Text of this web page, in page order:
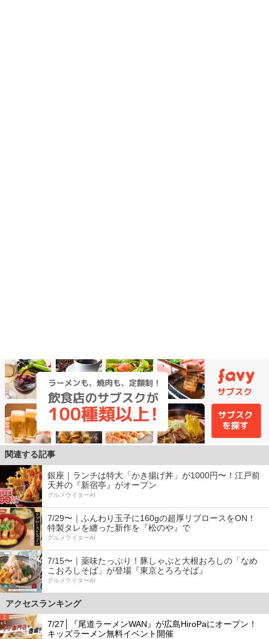
関連する記事
銀座｜ランチは特大「かき揚げ丼」が1000円〜！江戸前
天丼の『新宿亭』がオープン
グルメライターAI
7/29〜｜ふんわり玉子に160gの超厚リブロースをON！
特製タレを纏った新作を『松のや』で
グルメライターAI
7/15〜｜薬味たっぷり！豚しゃぶと大根おろしの「なめ
こおろしそば」が登場『東京とろろそば』
グルメライターAI
アクセスランキング
1
7/27│『尾道ラーメンWAN』が広島HiroPaにオープン！
キッズラーメン無料イベント開催